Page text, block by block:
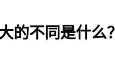
的不同是什么？